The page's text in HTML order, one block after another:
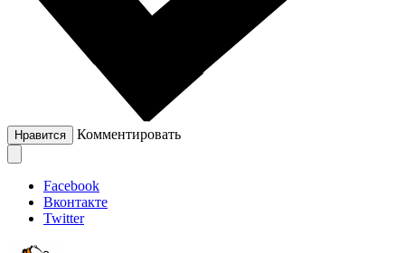
Нравится Комментировать
Facebook
Вконтакте
Twitter